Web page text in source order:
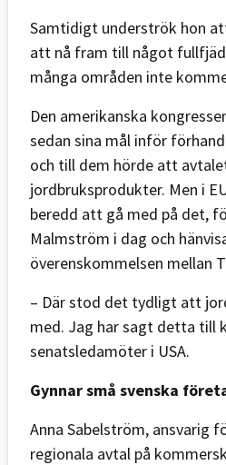
Samtidigt underströk hon
att nå fram till något
många områden inte
Den amerikanska
sedan sina mål inför
och till dem hörde att
jordbruksprodukter. Men i
beredd att gå med på det,
Malmström i dag och
överenskommelsen mellan
– Där stod det tydligt att
med. Jag har sagt detta till
senatsledamöter i USA.
Gynnar små svenska
Anna Sabelström, ansvarig
regionala avtal på